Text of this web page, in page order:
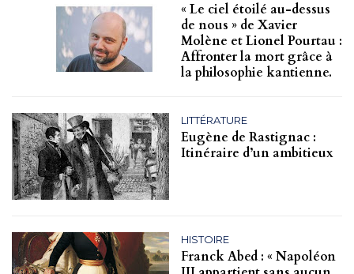
« Le ciel étoilé au-dessus
de nous » de Xavier
Molène et Lionel Pourtau :
Affronter la mort grâce à
la philosophie kantienne.
LITTÉRATURE
Eugène de Rastignac :
Itinéraire d’un ambitieux
HISTOIRE
Franck Abed : « Napoléon